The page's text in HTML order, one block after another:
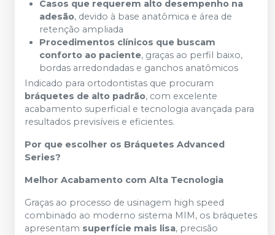
Casos que requerem alto desempenho na
adesão, devido à base anatômica e área de
retenção ampliada
Procedimentos clínicos que buscam
conforto ao paciente, graças ao perfil baixo,
bordas arredondadas e ganchos anatômicos
Indicado para ortodontistas que procuram
bráquetes de alto padrão, com excelente
acabamento superficial e tecnologia avançada para
resultados previsíveis e eficientes.
Por que escolher os Bráquetes Advanced
Series?
Melhor Acabamento com Alta Tecnologia
Graças ao processo de usinagem high speed
combinado ao moderno sistema MIM, os bráquetes
apresentam superfície mais lisa, precisão